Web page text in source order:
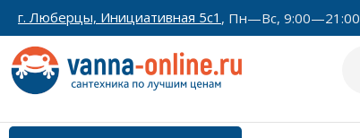
г. Люберцы, Инициативная 5с1 , Пн—Вс, 9:00—21:00